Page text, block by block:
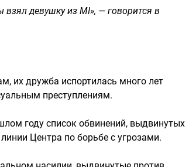
девушку из MI», — говорится в
их дружба испортилась много лет
преступлениям.
году список обвинений, выдвинутых
Центра по борьбе с угрозами.